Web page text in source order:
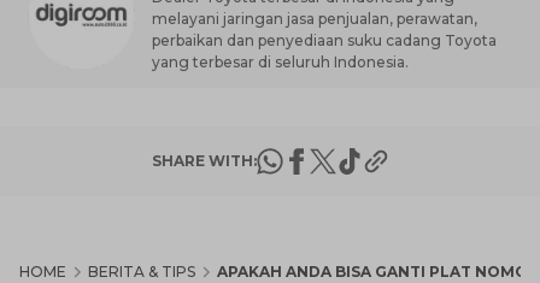
melayani jaringan jasa penjualan, perawatan,
perbaikan dan penyediaan suku cadang Toyota
yang terbesar di seluruh Indonesia.
SHARE WITH:
HOME BERITA & TIPS APAKAH ANDA BISA GANTI PLAT